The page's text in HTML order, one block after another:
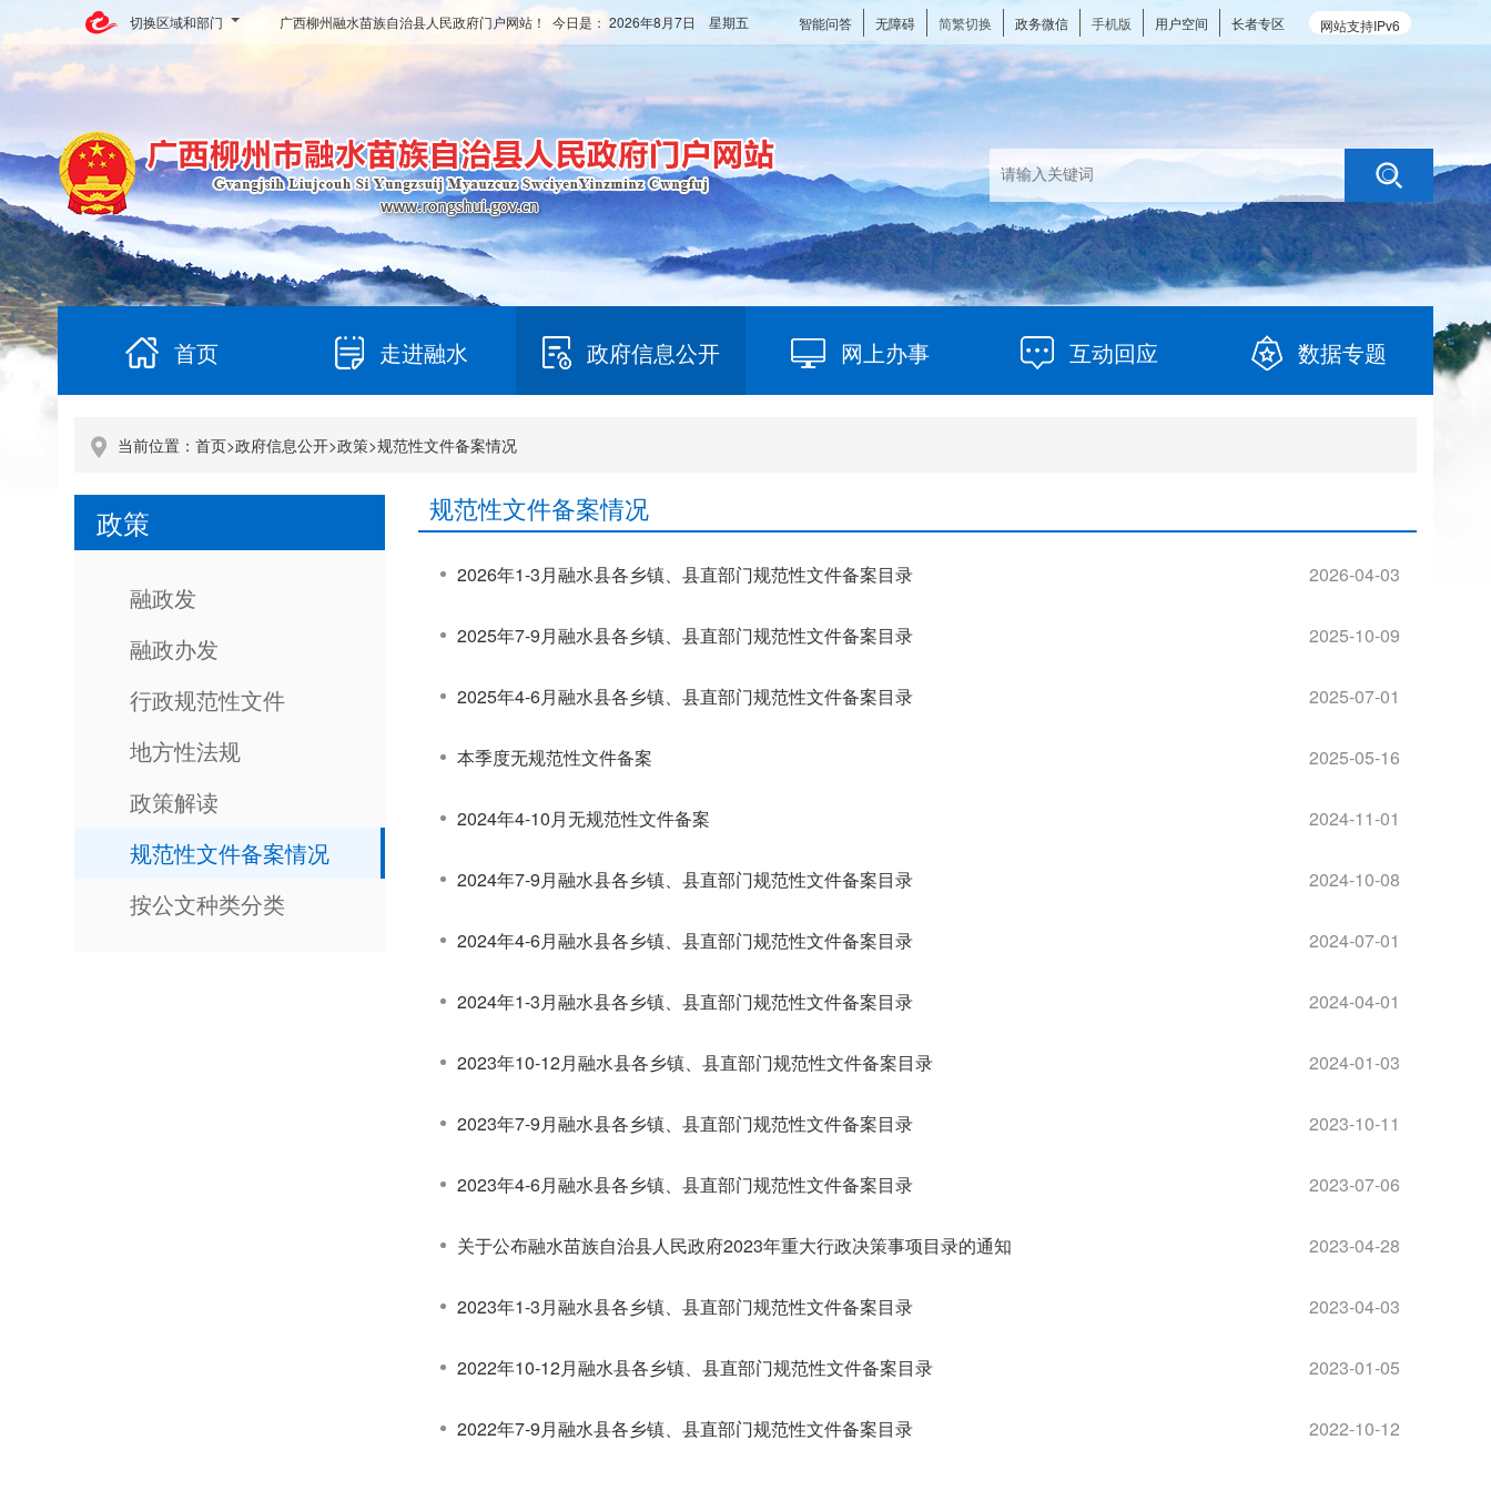
切换区域和部门 网站支持IPv6
智能问答 无障碍 简繁切换 政务微信 手机版 用户空间 长者专区
广西柳州融水苗族自治县人民政府门户网站！ 今日是： 2026年8月7日 星期五
首页 走进融水 政府信息公开 网上办事 互动回应 数据专题
当前位置： 首页>政府信息公开>政策>规范性文件备案情况
政策
融政发
融政办发
行政规范性文件
地方性法规
政策解读
规范性文件备案情况
按公文种类分类
规范性文件备案情况
2026年1-3月融水县各乡镇、县直部门规范性文件备案目录 2026-04-03
2025年7-9月融水县各乡镇、县直部门规范性文件备案目录 2025-10-09
2025年4-6月融水县各乡镇、县直部门规范性文件备案目录 2025-07-01
本季度无规范性文件备案 2025-05-16
2024年4-10月无规范性文件备案 2024-11-01
2024年7-9月融水县各乡镇、县直部门规范性文件备案目录 2024-10-08
2024年4-6月融水县各乡镇、县直部门规范性文件备案目录 2024-07-01
2024年1-3月融水县各乡镇、县直部门规范性文件备案目录 2024-04-01
2023年10-12月融水县各乡镇、县直部门规范性文件备案目录 2024-01-03
2023年7-9月融水县各乡镇、县直部门规范性文件备案目录 2023-10-11
2023年4-6月融水县各乡镇、县直部门规范性文件备案目录 2023-07-06
关于公布融水苗族自治县人民政府2023年重大行政决策事项目录的通知 2023-04-28
2023年1-3月融水县各乡镇、县直部门规范性文件备案目录 2023-04-03
2022年10-12月融水县各乡镇、县直部门规范性文件备案目录 2023-01-05
2022年7-9月融水县各乡镇、县直部门规范性文件备案目录 2022-10-12